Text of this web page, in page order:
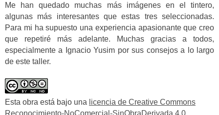
Me han quedado muchas más imágenes en el tintero,
algunas más interesantes que estas tres seleccionadas.
Para mi ha supuesto una experiencia apasionante que creo
que repetiré más adelante. Muchas gracias a todos,
especialmente a Ignacio Yusim por sus consejos a lo largo
de este taller.
Esta obra está bajo una licencia de Creative Commons
Reconocimiento-NoComercial-SinObraDerivada 4.0